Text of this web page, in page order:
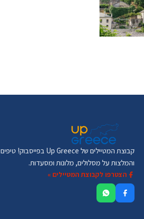
קבוצת המטיילים של Up Greece בפייסבוק! טיפים
והמלצות על מסלולים, מלונות ומסעדות.
הצטרפו לקבוצת המטיילים »